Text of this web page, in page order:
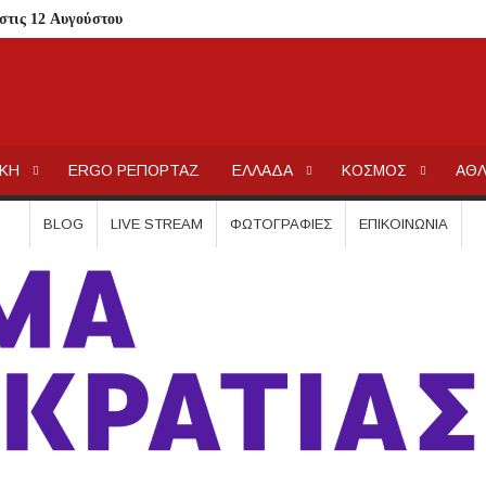
12 Αυγούστου
στην Κασσάνδρα
και πρόστιμα μετά τους ελέγχους
Δικαίωση της διεκδίκησης του Δήμου Πολυγύρου
ύδρευση και αποχέτευση
ERGO ΡΕΠΟΡΤΑΖ ΕΛΛΑΔΑ ΚΟΣΜΟΣ
BLOG LIVE STREAM ΦΩΤΟΓΡΑΦΊΕΣ ΕΠΙΚΟΙΝΩΝΊΑ